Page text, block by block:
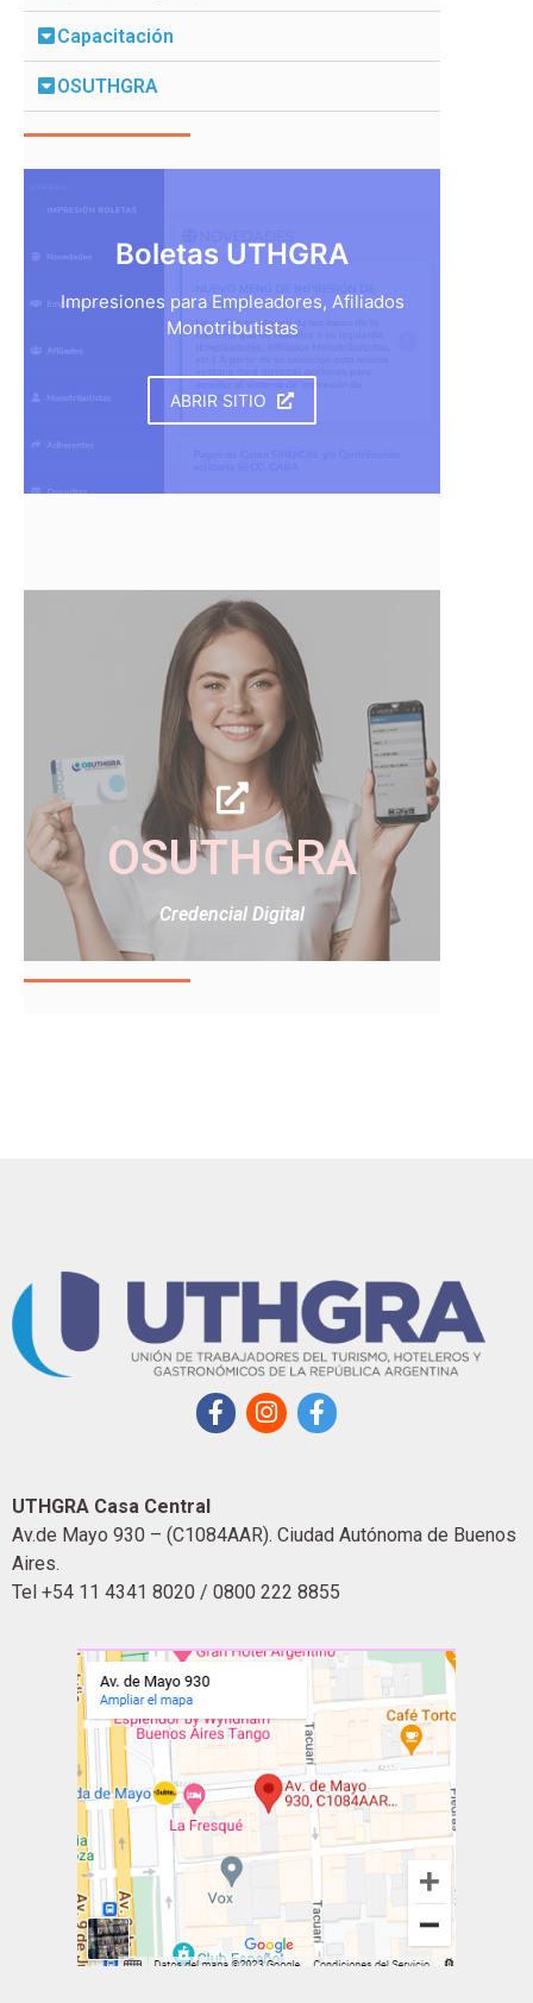
Capacitación
OSUTHGRA
Boletas UTHGRA
Impresiones para Empleadores, Afiliados
Monotributistas
ABRIR SITIO
OSUTHGRA
Credencial Digital
UTHGRA Casa Central
Av.de Mayo 930 – (C1084AAR). Ciudad Autónoma de Buenos
Aires.
Tel +54 11 4341 8020 / 0800 222 8855